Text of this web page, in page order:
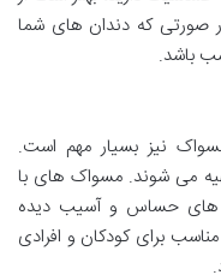
صورتی که دندان های شما
باشد.
نیز بسیار مهم است.
می شوند. مسواک های با
های حساس و آسیب دیده
برای کودکان و افرادی